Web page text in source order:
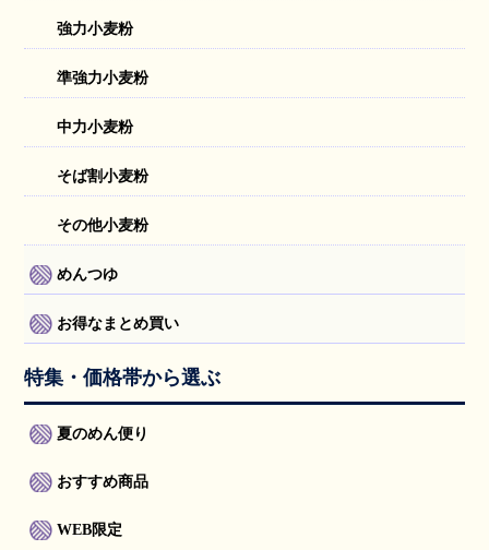
強力小麦粉
準強力小麦粉
中力小麦粉
そば割小麦粉
その他小麦粉
めんつゆ
お得なまとめ買い
特集・価格帯から選ぶ
夏のめん便り
おすすめ商品
WEB限定